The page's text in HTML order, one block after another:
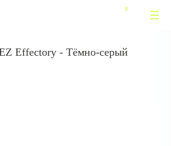
Effectory - Тёмно-серый